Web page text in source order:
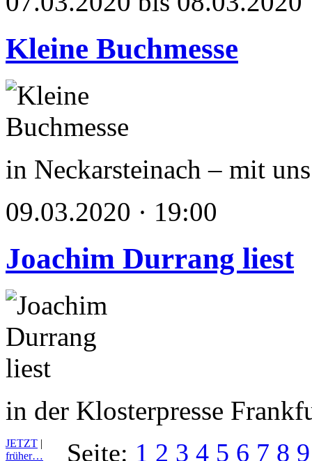
Kleine Buchmesse
in Neckarsteinach – mit
09.03.2020 · 19:00
Joachim Durrang liest
in der Klosterpresse
JETZT |
früher…
Seite: 1 2 3 4 5 6 7 8 9